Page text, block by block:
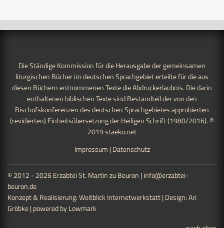
Die Ständige Kommission für die Herausgabe der gemeinsamen
liturgischen Bücher im deutschen Sprachgebiet erteilte für die aus
diesen Büchern entnommenen Texte die Abdruckerlaubnis. Die darin
enthaltenen biblischen Texte sind Bestandteil der von den
Bischofskonferenzen des deutschen Sprachgebietes approbierten
(revidierten) Einheitsübersetzung der Heiligen Schrift (1980/2016). ©
2019staeko.net
Impressum | Datenschutz
© 2012 - 2026 Erzabtei St. Martin zu Beuron | info@erzabtei-
beuron.de
Konzept & Realisierung:Weitblick Internetwerkstatt| Design:Ari
Gröbke| powered byLowmark